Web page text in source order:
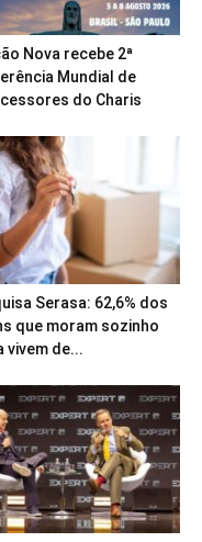
Nova recebe 2ª
Mundial de
do Charis
Serasa: 62,6% dos
que moram sozinho
vivem de...